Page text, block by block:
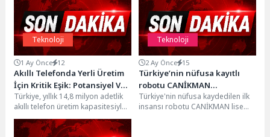
Teknoloji
1 Ay Önce 12
Akıllı Telefonda Yerli Üretim
İçin Kritik Eşik: Potansiyel Var,
Destek Şart
Türkiye, yıllık 14,8 milyon adetlik
akıllı telefon üretim kapasitesiyle
bölgesinin önemli üretim
merkezlerinden biri konumunda...
Teknoloji
2 Ay Önce 15
Türkiye’nin nüfusa kayıtlı
robotu CANİKMAN
Öğrencilerle Buluştu
Türkiye'nin nüfusa kaydedilen ilk
insansı robotu CANİKMAN lise